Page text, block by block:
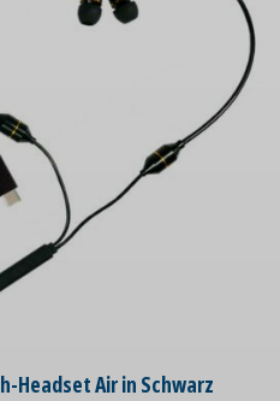
Headset Air in Schwarz